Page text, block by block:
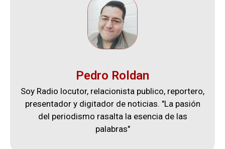
Pedro Roldan
Soy Radio locutor, relacionista publico, reportero,
presentador y digitador de noticias. "La pasión
del periodismo rasalta la esencia de las
palabras"